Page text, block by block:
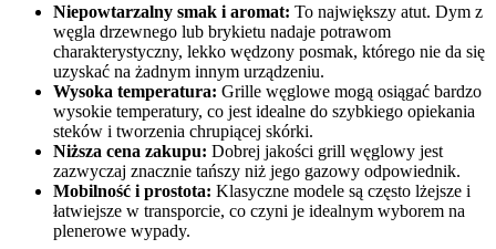
Niepowtarzalny smak i aromat: To największy atut. Dym z
węgla drzewnego lub brykietu nadaje potrawom
charakterystyczny, lekko wędzony posmak, którego nie da się
uzyskać na żadnym innym urządzeniu.
Wysoka temperatura: Grille węglowe mogą osiągać bardzo
wysokie temperatury, co jest idealne do szybkiego opiekania
steków i tworzenia chrupiącej skórki.
Niższa cena zakupu: Dobrej jakości grill węglowy jest
zazwyczaj znacznie tańszy niż jego gazowy odpowiednik.
Mobilność i prostota: Klasyczne modele są często lżejsze i
łatwiejsze w transporcie, co czyni je idealnym wyborem na
plenerowe wypady.